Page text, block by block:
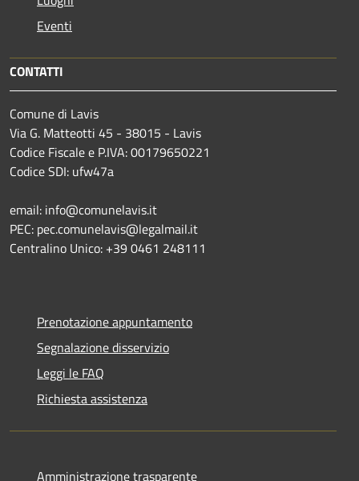
Eventi
CONTATTI
Comune di Lavis
Via G. Matteotti 45 - 38015 - Lavis
Codice Fiscale e P.IVA: 00179650221
Codice SDI: ufw47a
email: info@comunelavis.it
PEC: pec.comunelavis@legalmail.it
Centralino Unico: +39 0461 248111
Prenotazione appuntamento
Segnalazione disservizio
Leggi le FAQ
Richiesta assistenza
Amministrazione trasparente